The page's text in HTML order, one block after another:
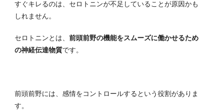
すぐキレるのは、セロトニンが不足していることが原因かも
しれません。
セロトニンとは、 前頭前野の機能をスムーズに働かせるため
の神経伝達物質です。
前頭前野には、感情をコントロールするという役割がありま
す。